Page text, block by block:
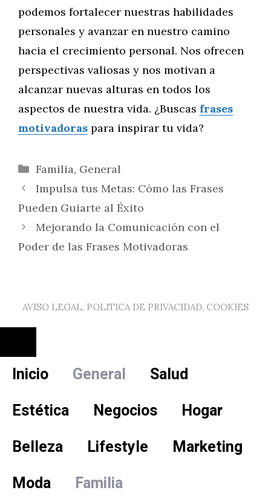
podemos fortalecer nuestras habilidades
personales y avanzar en nuestro camino
hacia el crecimiento personal. Nos ofrecen
perspectivas valiosas y nos motivan a
alcanzar nuevas alturas en todos los
aspectos de nuestra vida. ¿Buscas frases
motivadoras para inspirar tu vida?
Categorías
Familia, General
Impulsa tus Metas: Cómo las Frases
Pueden Guiarte al Éxito
Mejorando la Comunicación con el
Poder de las Frases Motivadoras
AVISO LEGAL, POLITICA DE PRIVACIDAD, COOKIES
Cerrar
Inicio General
Salud
Estética
Negocios
Hogar
Belleza
Lifestyle
Marketing
Moda
Familia